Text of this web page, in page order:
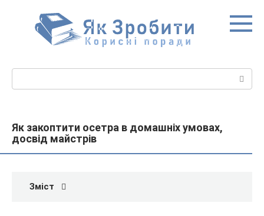
Як закоптити осетра в домашніх умовах,
досвід майстрів
Зміст